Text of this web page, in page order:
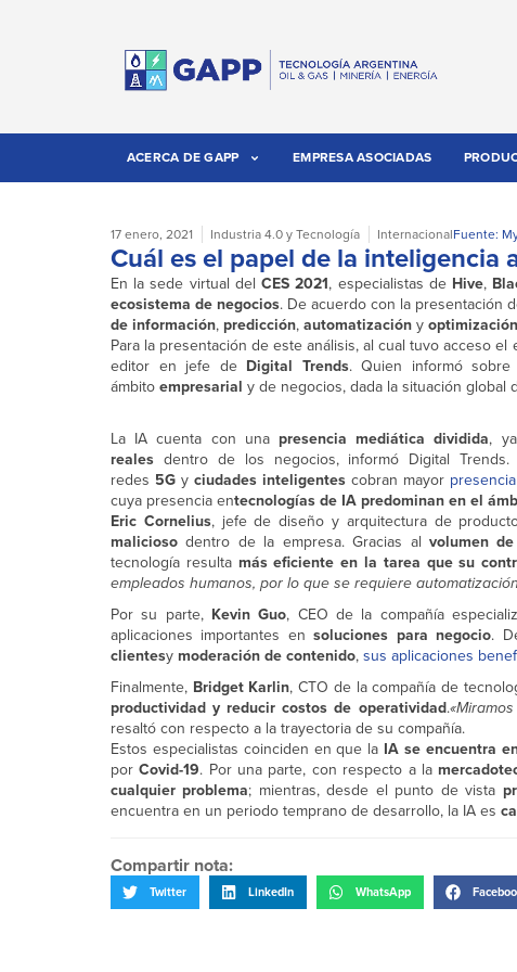
ACERCA DE GAPP EMPRESA ASOCIADAS
17 enero, 2021 Industria 4.0 y Tecnología InternacionalFuente:
Cuál es el papel de la
En la sede virtual delCES 2021, especialistas de Hive,
ecosistema de negocios. De acuerdo con la presentación
de información, predicción,automatizaciónyoptimización
Para la presentación de este análisis, al cual tuvo acceso el
editor en jefe de Digital Trends. Quien informó
ámbitoempresarial y de negocios, dada la situación global
La IA cuenta con una presencia mediática dividida,
reales dentro de los negocios, informó Digital
redes 5G yciudades inteligentes cobran mayor
cuya presencia entecnologías de IA predominan en el
Eric Cornelius, jefe de diseño y arquitectura de
malicioso dentro de la empresa. Gracias al volumen
tecnología resulta más eficiente en la tarea que su
empleados humanos, por lo que se requiere
Por su parte, Kevin Guo, CEO de la compañía
aplicaciones importantes ensoluciones para negocio.
clientesy moderación de contenido,sus aplicaciones
Finalmente, Bridget Karlin, CTO de la compañía de
productividad y reducir costos de operatividad.
resaltó con respecto a la trayectoria de su compañía.
Estos especialistas coinciden en que la IA se encuentra
porCovid-19. Por una parte, con respecto a la
cualquier problema; mientras, desde el punto de vista
encuentra en un periodo temprano de desarrollo, la IA es
Compartir nota:
Twitter LinkedIn WhatsApp